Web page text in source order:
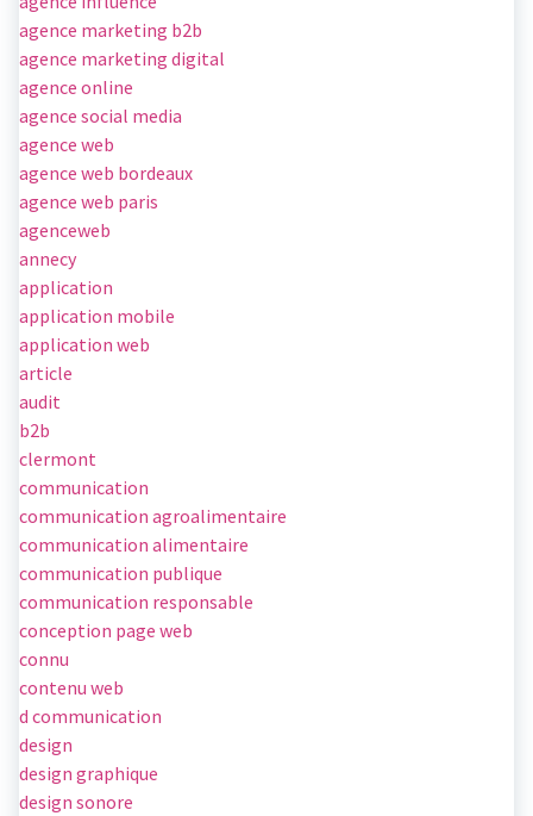
agence marketing b2b
agence marketing digital
agence online
agence social media
agence web
agence web bordeaux
agence web paris
agenceweb
annecy
application
application mobile
application web
article
audit
b2b
clermont
communication
communication agroalimentaire
communication alimentaire
communication publique
communication responsable
conception page web
connu
contenu web
d communication
design
design graphique
design sonore